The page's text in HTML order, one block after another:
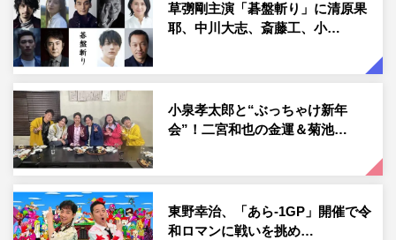
草彅剛主演「碁盤斬り」に清原果
耶、中川大志、斎藤工、小…
小泉孝太郎と“ぶっちゃけ新年
会”！二宮和也の金運＆菊池…
東野幸治、「あら-1GP」開催で令
和ロマンに戦いを挑め…